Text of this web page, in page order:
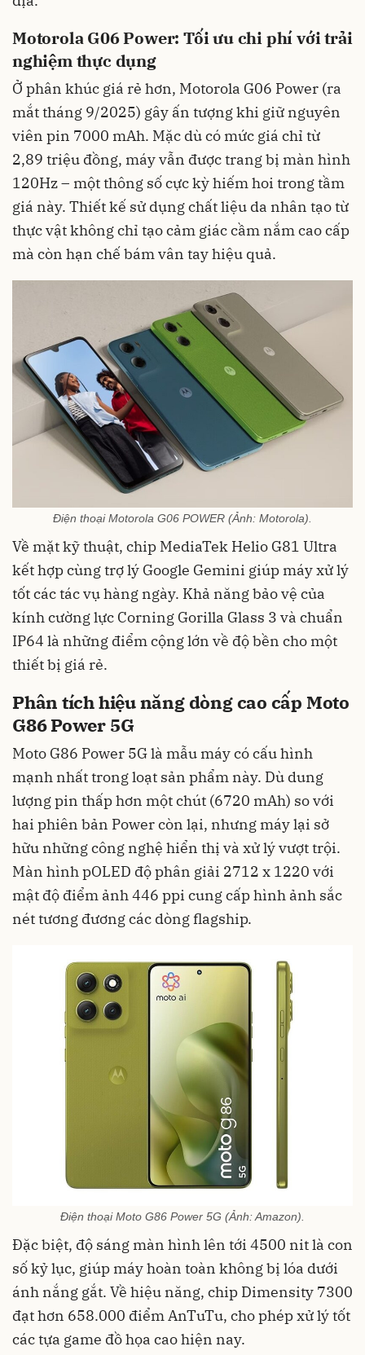
Motorola G06 Power: Tối ưu chi phí với trải
nghiệm thực dụng
Ở phân khúc giá rẻ hơn, Motorola G06 Power (ra
mắt tháng 9/2025) gây ấn tượng khi giữ nguyên
viên pin 7000 mAh. Mặc dù có mức giá chỉ từ
2,89 triệu đồng, máy vẫn được trang bị màn hình
120Hz – một thông số cực kỳ hiếm hoi trong tầm
giá này. Thiết kế sử dụng chất liệu da nhân tạo từ
thực vật không chỉ tạo cảm giác cầm nắm cao cấp
mà còn hạn chế bám vân tay hiệu quả.
Điện thoại Motorola G06 POWER (Ảnh: Motorola).
Về mặt kỹ thuật, chip MediaTek Helio G81 Ultra
kết hợp cùng trợ lý Google Gemini giúp máy xử lý
tốt các tác vụ hàng ngày. Khả năng bảo vệ của
kính cường lực Corning Gorilla Glass 3 và chuẩn
IP64 là những điểm cộng lớn về độ bền cho một
thiết bị giá rẻ.
Phân tích hiệu năng dòng cao cấp Moto
G86 Power 5G
Moto G86 Power 5G là mẫu máy có cấu hình
mạnh nhất trong loạt sản phẩm này. Dù dung
lượng pin thấp hơn một chút (6720 mAh) so với
hai phiên bản Power còn lại, nhưng máy lại sở
hữu những công nghệ hiển thị và xử lý vượt trội.
Màn hình pOLED độ phân giải 2712 x 1220 với
mật độ điểm ảnh 446 ppi cung cấp hình ảnh sắc
nét tương đương các dòng flagship.
Điện thoại Moto G86 Power 5G (Ảnh: Amazon).
Đặc biệt, độ sáng màn hình lên tới 4500 nit là con
số kỷ lục, giúp máy hoàn toàn không bị lóa dưới
ánh nắng gắt. Về hiệu năng, chip Dimensity 7300
đạt hơn 658.000 điểm AnTuTu, cho phép xử lý tốt
các tựa game đồ họa cao hiện nay.